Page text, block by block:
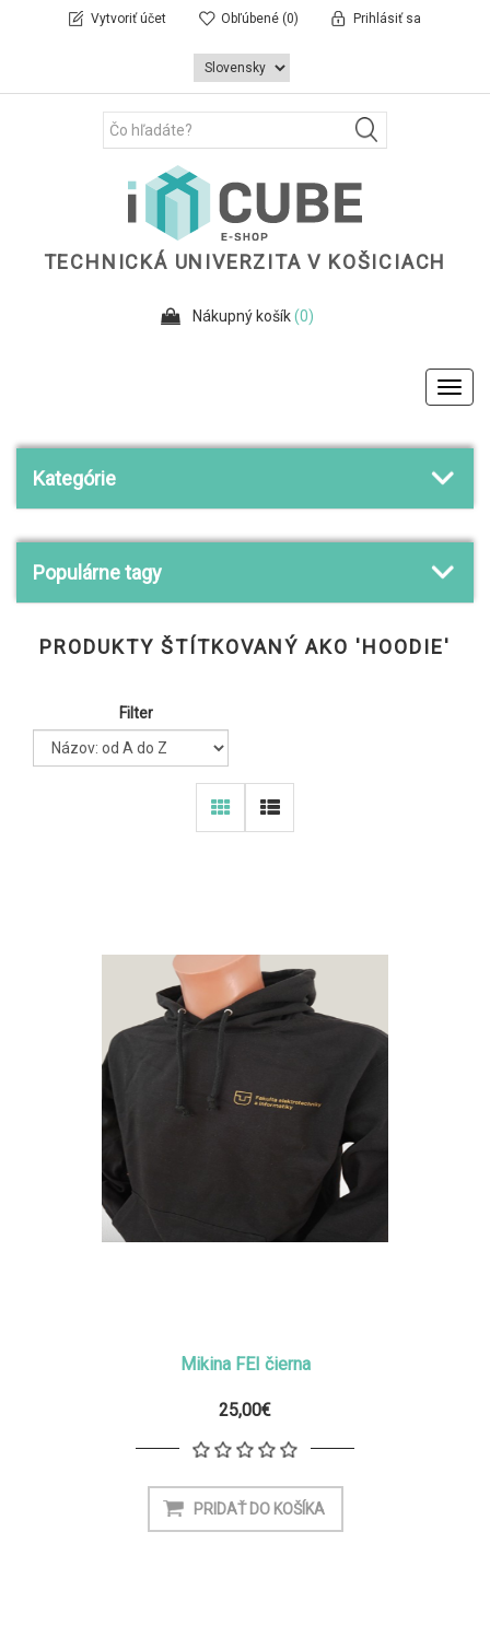
Vytvoriť účet Obľúbené (0) Prihlásiť sa
TECHNICKÁ UNIVERZITA V KOŠICIACH
Nákupný košík(0)
Kategórie
Populárne tagy
PRODUKTY ŠTÍTKOVANÝ AKO 'HOODIE'
Filter
Mikina FEI čierna
25,00€